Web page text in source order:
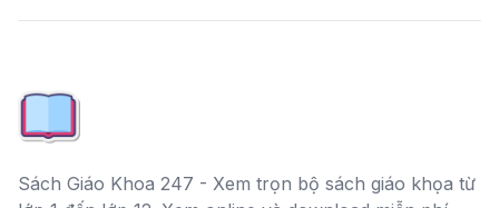
Sách Giáo Khoa 247 - Xem trọn bộ sách giáo khọa từ